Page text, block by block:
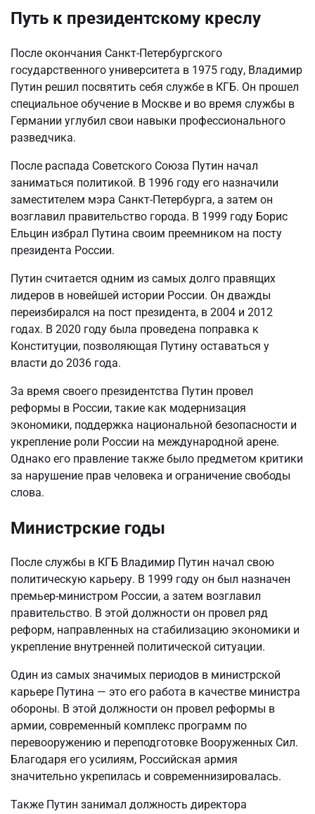
Путь к президентскому креслу
После окончания Санкт-Петербургского
государственного университета в 1975 году, Владимир
Путин решил посвятить себя службе в КГБ. Он прошел
специальное обучение в Москве и во время службы в
Германии углубил свои навыки профессионального
разведчика.
После распада Советского Союза Путин начал
заниматься политикой. В 1996 году его назначили
заместителем мэра Санкт-Петербурга, а затем он
возглавил правительство города. В 1999 году Борис
Ельцин избрал Путина своим преемником на посту
президента России.
Путин считается одним из самых долго правящих
лидеров в новейшей истории России. Он дважды
переизбирался на пост президента, в 2004 и 2012
годах. В 2020 году была проведена поправка к
Конституции, позволяющая Путину оставаться у
власти до 2036 года.
За время своего президентства Путин провел
реформы в России, такие как модернизация
экономики, поддержка национальной безопасности и
укрепление роли России на международной арене.
Однако его правление также было предметом критики
за нарушение прав человека и ограничение свободы
слова.
Министрские годы
После службы в КГБ Владимир Путин начал свою
политическую карьеру. В 1999 году он был назначен
премьер-министром России, а затем возглавил
правительство. В этой должности он провел ряд
реформ, направленных на стабилизацию экономики и
укрепление внутренней политической ситуации.
Один из самых значимых периодов в министрской
карьере Путина — это его работа в качестве министра
обороны. В этой должности он провел реформы в
армии, современный комплекс программ по
перевооружению и переподготовке Вооруженных Сил.
Благодаря его усилиям, Российская армия
значительно укрепилась и современнизировалась.
Также Путин занимал должность директора